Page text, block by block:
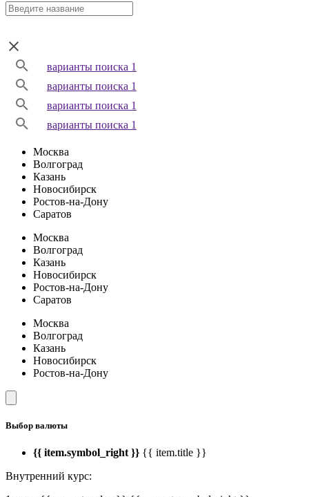
варианты поиска 1
варианты поиска 1
варианты поиска 1
варианты поиска 1
Москва
Волгоград
Казань
Новосибирск
Ростов-на-Дону
Саратов
Москва
Волгоград
Казань
Новосибирск
Ростов-на-Дону
Саратов
Москва
Волгоград
Казань
Новосибирск
Ростов-на-Дону
Выбор валюты
{{ item.symbol_right }} {{ item.title }}
Внутренний курс: